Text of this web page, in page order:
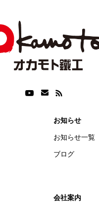
お知らせ
お知らせ一覧
ブログ
会社案内